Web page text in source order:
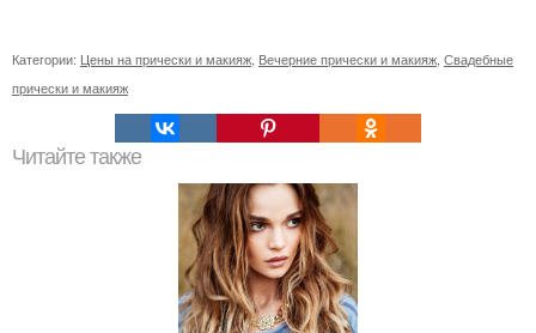
Категории: Цены на прически и макияж Вечерние прически и макияж Свадебные
прически и макияж
Читайте также